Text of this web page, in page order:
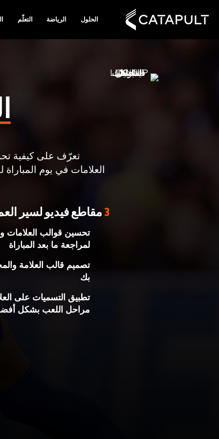
الحلول الرياضة التعلّم
تعرّف على كيفية
العلامات في يوم
3 مقاطع فيديو لسير
تحسين قوالب العلامات
لمراجعة ما بعد المباراة
تصميم قالب العلامة
بك
تطبيق التسميات على
مراحل اللعب بشكل